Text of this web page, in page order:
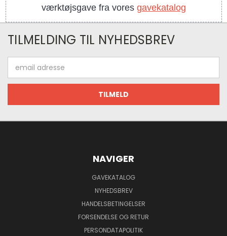
værktøjsgave fra vores gavekatalog
TILMELDING TIL NYHEDSBREV
adresse
NAVIGER
GAVEKATALOG
NYHEDSBREV
HANDELSBETINGELSER
FORSENDELSE OG RETUR
PERSONDATAPOLITIK